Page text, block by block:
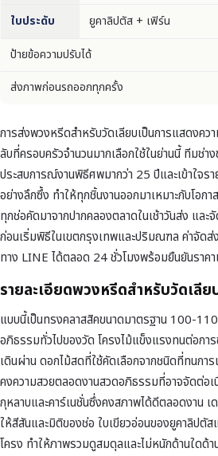
ใบประดับ
ยูคาลิปตัส + เฟิร์น
ป้ายข้อความปรับได้
ส่งภาพก่อนรถออกทุกครั้ง
การส่งพวงหรีดสำหรับวัดเลียบเป็นการแสดงคว
ลับที่ครอบครัวจำนวนมากเลือกใช้ในย่านนี้ ทีมช่
ประสบการณ์งานพิธีศพมากว่า 25 ปีและเข้าใจร
อย่างลึกซึ้ง ทำให้ทุกชิ้นงานออกมาเหมาะกับโอก
ทุกช่อคัดมาจากปากคลองตลาดในเช้าวันส่ง แล
ก่อนเริ่มพิธีในเขตกรุงเทพและปริมณฑล ค่าจัดส่
ทาง LINE ได้ตลอด 24 ชั่วโมงพร้อมยืนยันราค
รายละเอียดพวงหรีดสำหรับวัดเลีย
แบบนี้เป็นทรงคลาสสิคขนาดมาตรฐาน 100-
อภิธรรมทั่วไปของวัด โครงไม้แข็งแรงทนต่อกา
เดินผ่าน ดอกไม้สดที่ใช้คัดเลือกจากชนิดที่ทนก
คงความสวยตลอดงานสวดอภิธรรมที่อาจจัดต่อ
กุหลาบและคาร์เนชั่นซึ่งคงสภาพได้ดีตลอดงาน
ให้สีสันและมิติของช่อ ใบเขียวอ่อนของยูคาลิปตัส
โครง ทำให้ภาพรวมดูสมดุลและไม่หนักด้านใดด้